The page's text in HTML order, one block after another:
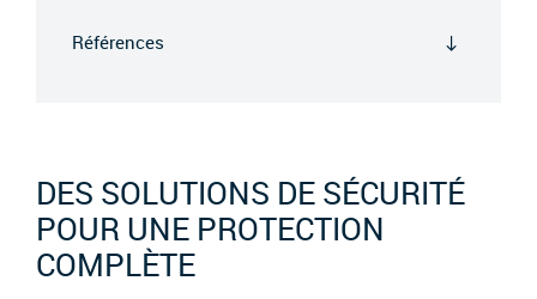
Références
DES SOLUTIONS DE SÉCURITÉ
POUR UNE PROTECTION
COMPLÈTE